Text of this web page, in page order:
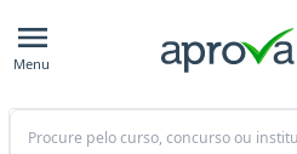
Menu
Buscar